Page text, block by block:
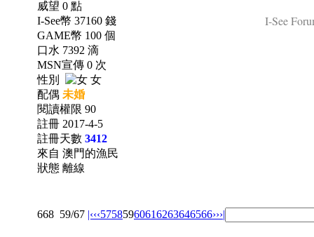
威望 0 點
I-See幣 37160 錢
GAME幣 100 個
口水 7392 滴
MSN宣傳 0 次
性別
女
配偶 未婚
閱讀權限 90
註冊 2017-4-5
註冊天數 3412
來自 澳門的漁民
狀態 離線
I-See
668 59/67 |‹‹‹57585960616263646566›››|